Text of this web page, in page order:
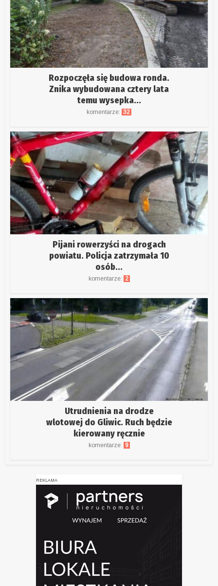
Rozpoczęła się budowa ronda.
Znika wybudowana cztery lata
temu wysepka...
komentarze: 32
Pijani rowerzyści na drogach
powiatu. Policja zatrzymała 10
osób...
komentarze: 2
Utrudnienia na drodze
wlotowej do Gliwic. Ruch będzie
kierowany ręcznie
komentarze: 9
REKLAMA